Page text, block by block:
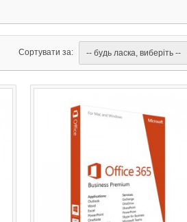
Сортувати за: -- будь ласка, виберіть --